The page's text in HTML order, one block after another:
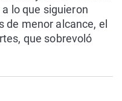
lo que siguieron
menor alcance, el
que sobrevoló